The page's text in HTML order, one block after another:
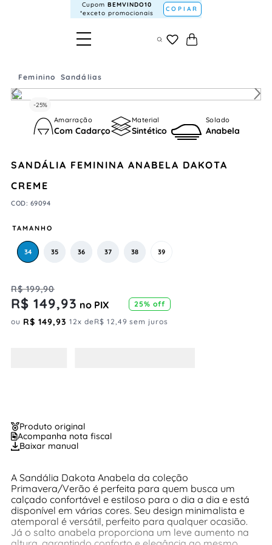
Cupom BEMVINDO10
*exceto promocionais
COPIAR
Feminino Sandálias
-25%
Amarração
Com Cadarço
Material
Sintético
Solado
Anabela
SANDÁLIA FEMININA ANABELA DAKOTA
CREME
COD: 69094
TAMANHO
34 35 36 37 38 39
R$ 199,90
R$ 149,93 no PIX 25% off
ou R$ 149,93 12x deR$ 12,49 sem juros
Produto original
Acompanha nota fiscal
Baixar manual
A Sandália Dakota Anabela da coleção
Primavera/Verão é perfeita para quem busca um
calçado confortável e estiloso para o dia a dia e está
disponível em várias cores. Seu design minimalista e
atemporal é versátil, perfeito para qualquer ocasião.
Já o salto anabela proporciona um leve aumento na